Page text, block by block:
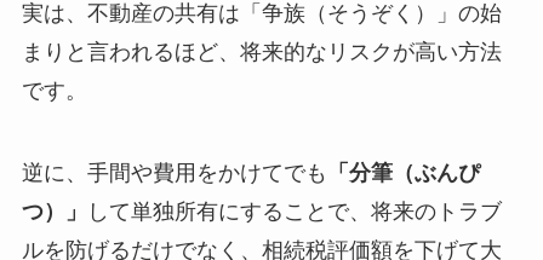
実は、不動産の共有は「争族（そうぞく）」の始
まりと言われるほど、将来的なリスクが高い方法
です。
逆に、手間や費用をかけてでも
「分筆（ぶんぴ
つ）」
して単独所有にすることで、将来のトラブ
ルを防げるだけでなく、相続税評価額を下げて大